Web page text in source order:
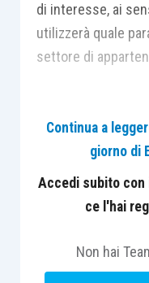
di interesse, ai
utilizzerà quale
settore di
propria
professionale,
assunta con
La Suprema
all’esistenza di
Continua a
giorno di
Accedi subito con
ce l'hai
Non hai